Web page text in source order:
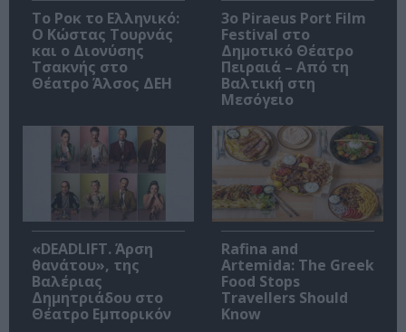
Το Ροκ το Ελληνικό:
Ο Κώστας Τουρνάς
και ο Διονύσης
Τσακνής στο
Θέατρο Άλσος ΔΕΗ
3o Piraeus Port Film
Festival στο
Δημοτικό Θέατρο
Πειραιά – Από τη
Βαλτική στη
Μεσόγειο
«DEADLIFT. Άρση
θανάτου», της
Βαλέριας
Δημητριάδου στο
Θέατρο Εμπορικόν
Rafina and
Artemida: The Greek
Food Stops
Travellers Should
Know